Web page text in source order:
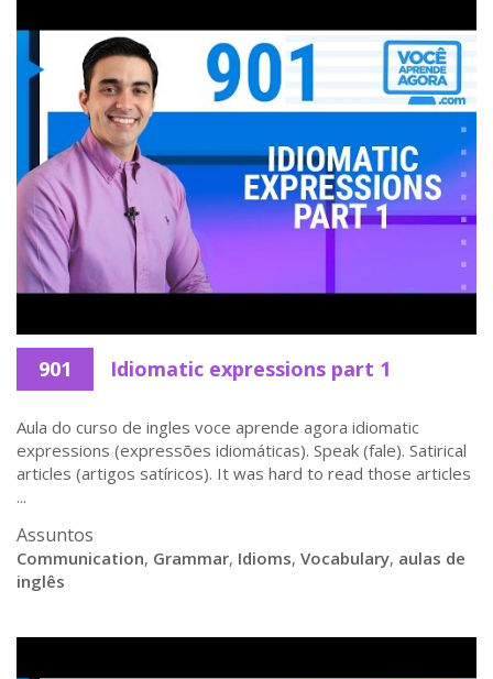
901 Idiomatic expressions part 1
Aula do curso de ingles voce aprende agora idiomatic
expressions (expressões idiomáticas). Speak (fale). Satirical
articles (artigos satíricos). It was hard to read those articles
...
Assuntos
Communication, Grammar, Idioms, Vocabulary, aulas de
inglês